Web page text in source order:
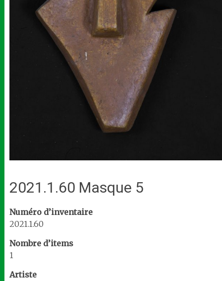
2021.1.60 Masque 5
Numéro d’inventaire
2021.1.60
Nombre d’items
1
Artiste